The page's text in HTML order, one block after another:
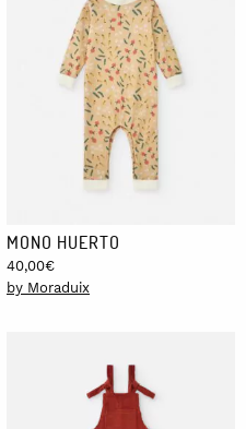
MONO HUERTO
40,00€
by Moraduix